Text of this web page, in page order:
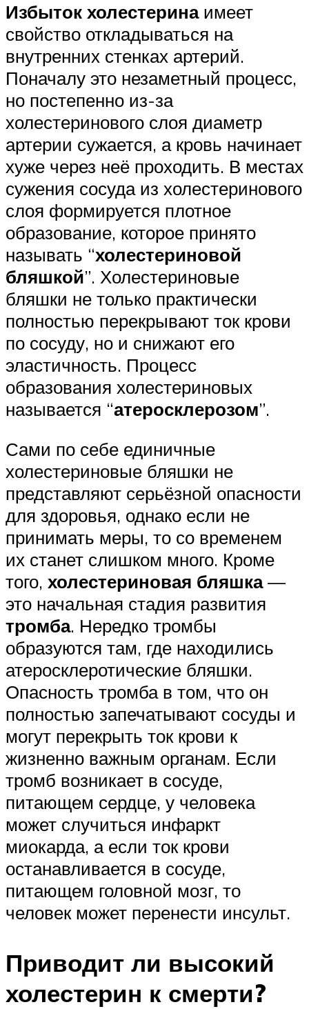
Избыток холестеринаимеет
свойство откладываться на
внутренних стенках артерий.
Поначалу это незаметный процесс,
но постепенно из-за
холестеринового слоя диаметр
артерии сужается, а кровь начинает
хуже через неё проходить. В местах
сужения сосуда из холестеринового
слоя формируется плотное
образование, которое принято
называть “холестериновой
бляшкой”. Холестериновые
бляшки не только практически
полностью перекрывают ток крови
по сосуду, но и снижают его
эластичность. Процесс
образования холестериновых
называется “атеросклерозом”.
Сами по себе единичные
холестериновые бляшки не
представляют серьёзной опасности
для здоровья, однако если не
принимать меры, то со временем
их станет слишком много. Кроме
того, холестериновая бляшка—
это начальная стадия развития
тромба. Нередко тромбы
образуются там, где находились
атеросклеротические бляшки.
Опасность тромба в том, что он
полностью запечатывают сосуды и
могут перекрыть ток крови к
жизненно важным органам. Если
тромб возникает в сосуде,
питающем сердце, у человека
может случиться инфаркт
миокарда, а если ток крови
останавливается в сосуде,
питающем головной мозг, то
человек может перенести инсульт.
Приводит ли высокий
холестерин к смерти?